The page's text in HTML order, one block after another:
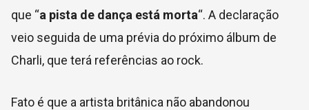
que “a pista de dança está morta“. A declaração
veio seguida de uma prévia do próximo álbum de
Charli, que terá referências ao rock.
Fato é que a artista britânica não abandonou